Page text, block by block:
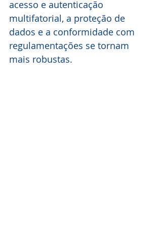
acesso e autenticação
multifatorial, a proteção de
dados e a conformidade com
regulamentações se tornam
mais robustas.